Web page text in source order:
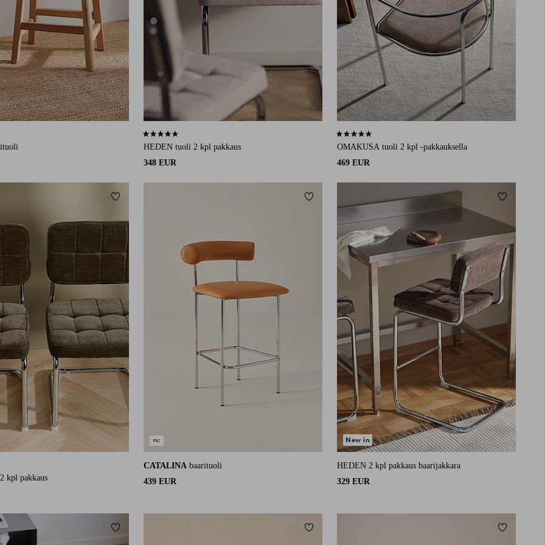
HEDEN tuoli 2 kpl pakkaus
348 EUR
4,5 perustuen 78 arvosanaan
OMAKUSA tuoli 2 kpl -pakkauksella
469 EUR
5,0 perustuen 1 arvosanaan
kpl pakkaus
Lisää suosikkeihin
CATALINA baarituoli
439 EUR
Lisää suosikkeihin
HEDEN 2 kpl pakkaus baarijakkara
329 EUR
New in
Lisää
Lisää suosikkeihin Lisää suosikkeihin Lisää